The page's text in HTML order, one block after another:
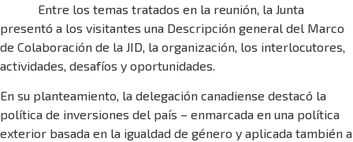
Entre los temas tratados en la reunión, la Junta
presentó a los visitantes una Descripción general del Marco
de Colaboración de la JID, la organización, los interlocutores,
actividades, desafíos y oportunidades.
En su planteamiento, la delegación canadiense destacó la
política de inversiones del país – enmarcada en una política
exterior basada en la igualdad de género y aplicada también a